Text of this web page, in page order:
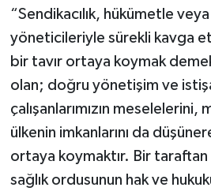
“Sendikacılık, hükümetle
yöneticileriyle sürekli kavga
bir tavır ortaya koymak
olan; doğru yönetişim ve
çalışanlarımızın meselelerini,
ülkenin imkanlarını da
ortaya koymaktır. Bir
sağlık ordusunun hak ve